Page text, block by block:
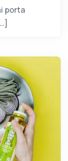
porta